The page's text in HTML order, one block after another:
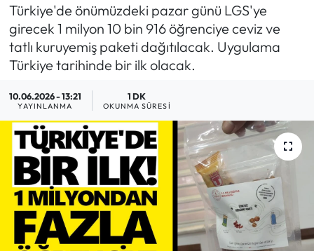
Türkiye'de önümüzdeki pazar günü LGS'ye
girecek 1 milyon 10 bin 916 öğrenciye ceviz ve
tatlı kuruyemiş paketi dağıtılacak. Uygulama
Türkiye tarihinde bir ilk olacak.
10.06.2026 - 13:21
YAYINLANMA
1 DK
OKUNMA SÜRESI
GÜNDEM
MAGAZİN
SAĞLIK
SİYASET
SPOR
TARIM
TURİZM
Haber Arşivi